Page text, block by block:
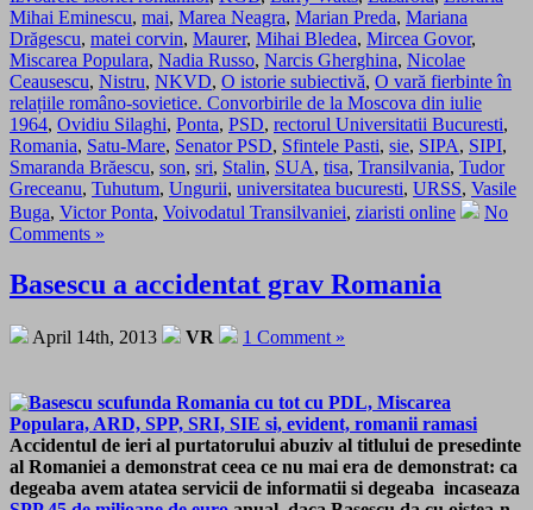
Mihai Eminescu, mai, Marea Neagra, Marian Preda, Mariana
Drăgescu, matei corvin, Maurer, Mihai Bledea, Mircea Govor,
Miscarea Populara, Nadia Russo, Narcis Gherghina, Nicolae
Ceausescu, Nistru, NKVD, O istorie subiectivă, O vară fierbinte în
relațiile româno-sovietice. Convorbirile de la Moscova din iulie
1964, Ovidiu Silaghi, Ponta, PSD, rectorul Universitatii Bucuresti,
Romania, Satu-Mare, Senator PSD, Sfintele Pasti, sie, SIPA, SIPI,
Smaranda Brăescu, son, sri, Stalin, SUA, tisa, Transilvania, Tudor
Greceanu, Tuhutum, Ungurii, universitatea bucuresti, URSS, Vasile
Buga, Victor Ponta, Voivodatul Transilvaniei, ziaristi online
No
Comments »
Basescu a accidentat grav Romania
April 14th, 2013 VR 1 Comment »
Accidentul de ieri al purtatorului abuziv al titlului de presedinte
al Romaniei a demonstrat ceea ce nu mai era de demonstrat: ca
degeaba avem atatea servicii de informatii si degeaba incaseaza